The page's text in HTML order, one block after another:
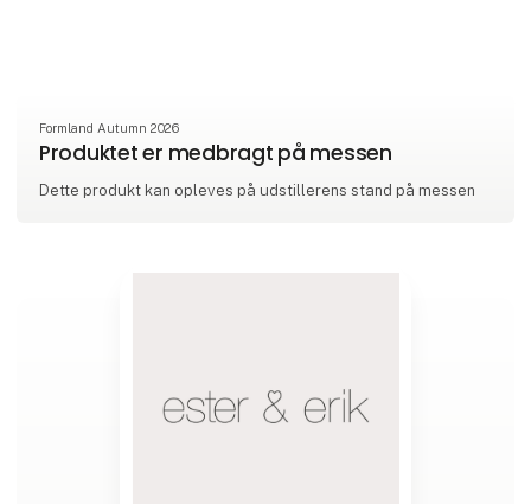
Formland Autumn 2026
Produktet er medbragt på messen
Dette produkt kan opleves på udstillerens stand på messen